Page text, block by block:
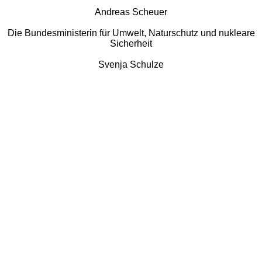
Andreas Scheuer
Die Bundesministerin für Umwelt, Naturschutz und nukleare
Sicherheit
Svenja Schulze